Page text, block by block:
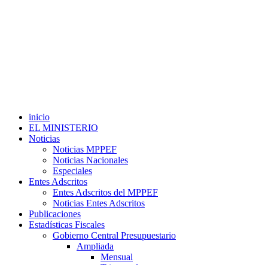
inicio
EL MINISTERIO
Noticias
Noticias MPPEF
Noticias Nacionales
Especiales
Entes Adscritos
Entes Adscritos del MPPEF
Noticias Entes Adscritos
Publicaciones
Estadísticas Fiscales
Gobierno Central Presupuestario
Ampliada
Mensual